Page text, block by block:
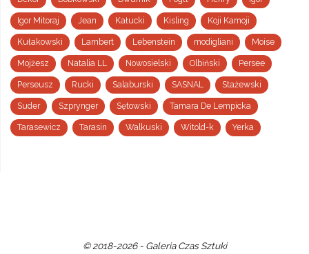
Igor Mitoraj Jean Kałucki Kisling Koji Kamoji
Kułakowski Lambert Lebenstein modigliani Moise
Mojżesz Natalia LL Nowosielski Olbiński Persee
Perseusz Rucki Salaburski SASNAL Stażewski
Suder Szprynger Sętowski Tamara De Lempicka
Tarasewicz Tarasin Walkuski Witold-k Yerka
© 2018-2026 - Galeria Czas Sztuki